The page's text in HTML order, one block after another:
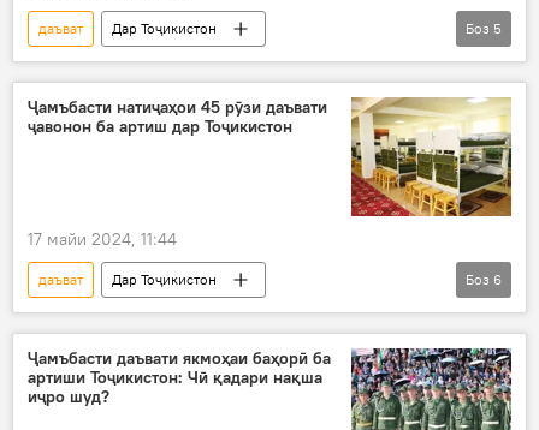
даъват
Дар Тоҷикистон
Амният ва мудофиа
мулоқот
машварат
Эмомалӣ Раҳмон
супориш
Боз 5
Ҷамъбасти натиҷаҳои 45 рӯзи даъвати
ҷавонон ба артиш дар Тоҷикистон
17 майи 2024, 11:44
даъват
Дар Тоҷикистон
Амният ва мудофиа
артиш
қувва
сарбоз
Суғд ВМКБ
Боз 6
Ҷамъбасти даъвати якмоҳаи баҳорӣ ба
артиши Тоҷикистон: Чӣ қадари нақша
иҷро шуд?